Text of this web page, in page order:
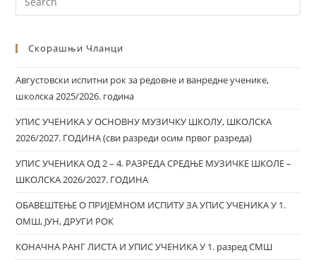
Скорашњи Чланци
Августовски испитни рок за редовне и ванредне ученике,
школска 2025/2026. година
УПИС УЧЕНИКА У ОСНОВНУ МУЗИЧКУ ШКОЛУ, ШКОЛСКА
2026/2027. ГОДИНА (сви разреди осим првог разреда)
УПИС УЧЕНИКА ОД 2 – 4. РАЗРЕДА СРЕДЊЕ МУЗИЧКЕ ШКОЛЕ –
ШКОЛСКА 2026/2027. ГОДИНА
ОБАВЕШТЕЊЕ О ПРИЈЕМНОМ ИСПИТУ ЗА УПИС УЧЕНИКА У 1.
ОМШ, ЈУН, ДРУГИ РОК
КОНАЧНА РАНГ ЛИСТА И УПИС УЧЕНИКА У 1. разред СМШ